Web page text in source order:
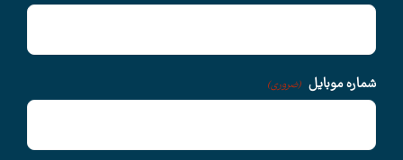
اخبار
شماره موبایل (ضروری)